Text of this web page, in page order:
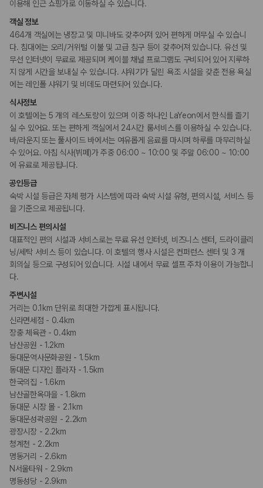
피트니스/헬스시설
사우나/스파
액티비티
수영장
비즈니스
비즈니스 센터
회의공간
연회장
컨퍼런스 센터
휠체어로 이용 가능
금연 숙박 시설
이용해 인근 쇼핑가로 이동하실 수 있습니다.
객실 정보
464개 객실에는 냉장고 및 미니바도 갖추어져 있어 편하게 머무실 수 있습니
다. 침대에는 오리/거위털 이불 및 고급 침구 등이 갖추어져 있습니다. 유선 및
무선 인터넷이 무료로 제공되며 케이블 채널 프로그램도 구비되어 있어 지루하
지 않게 시간을 보내실 수 있습니다. 샤워기가 달린 욕조 시설을 갖춘 전용 욕실
에는 레인폴 샤워기 및 비데도 마련되어 있습니다.
식사정보
이 호텔에는 5 개의 레스토랑이 있으며 이중 하나인 LaYeon에서 한식를 즐기
실 수 있어요. 또는 편하게 객실에서 24시간 룸서비스를 이용하실 수 있습니다.
바/라운지 또는 풀사이드 바에서는 여유롭게 음료를 마시며 하루를 마무리하실
수 있어요. 아침 식사(뷔페)가 주중 06:00 ~ 10:00 및 주말 06:00 ~ 10:00
에 유료로 제공됩니다.
공인등급
숙박 시설 등급은 자체 평가 시스템에 따라 숙박 시설 유형, 편의시설, 서비스 등
을 기준으로 제공됩니다.
비즈니스 편의시설
대표적인 편의 시설과 서비스로는 무료 유선 인터넷, 비즈니스 센터, 드라이클리
닝/세탁 서비스 등이 있습니다. 이 호텔의 행사 시설은 컨퍼런스 센터 및 3 개
회의실 등으로 구성되어 있습니다. 시설 내에서 무료 셀프 주차 이용이 가능합니
다.
주변시설
거리는 0.1km 단위로 최대한 가깝게 표시됩니다.
신라면세점 - 0.4km
장충 체육관 - 0.4km
남산공원 - 1.2km
동대문역사문화공원 - 1.5km
동대문 디자인 플라자 - 1.5km
한국의집 - 1.6km
남산골한옥마을 - 1.8km
동대문 시장 몰 - 2.1km
동대문성곽공원 - 2.2km
광장시장 - 2.2km
청계천 - 2.2km
명동거리 - 2.6km
N서울타워 - 2.9km
명동성당 - 2.9km